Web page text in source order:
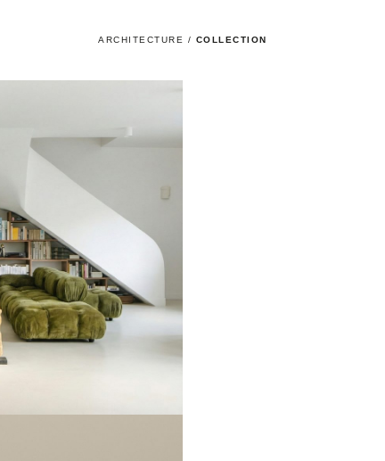
ARCHITECTURE / COLLECTION